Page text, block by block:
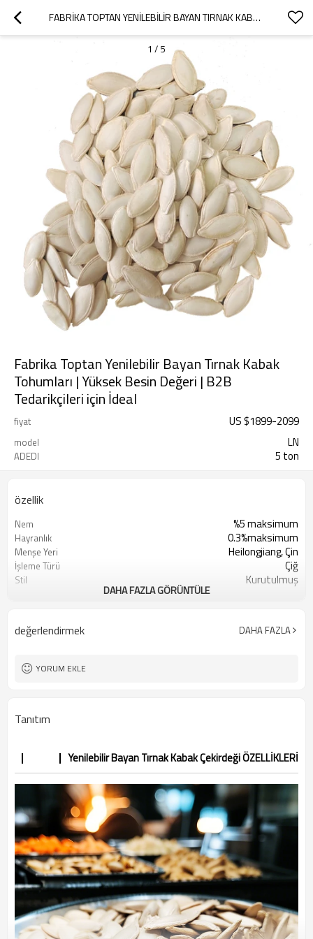
FABRIKA TOPTAN YENILEBILIR BAYAN TIRNAK KABAK TOHUMLARI | YÜKSEK BESIN DEĞERI | B2B TEDARIKÇILERI IÇIN İDEAL
1 / 5
Fabrika Toptan Yenilebilir Bayan Tırnak Kabak
Tohumları | Yüksek Besin Değeri | B2B
Tedarikçileri için İdeal
fiyat US $1899-2099
model LN
ADEDI 5 ton
özellik
Nem %5 maksimum
Hayranlık 0.3%maksimum
Menşe Yeri Heilongjiang, Çin
İşleme Türü Çiğ
Stil Kurutulmuş
Sunshine Tarım Ürünleri Ltd. Şti.
Minimum Sipariş Adedi 5 ton
DAHA FAZLA GÖRÜNTÜLE
değerlendirmek DAHA FAZLA
YORUM EKLE
Tanıtım
Yenilebilir Bayan Tırnak Kabak Çekirdeği ÖZELLİKLERİ